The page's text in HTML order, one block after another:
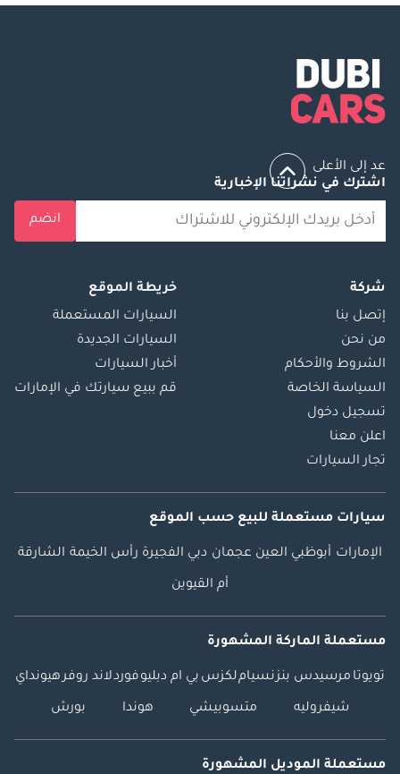
عد إلى الأعلى
اشترك في نشراتنا الإخبارية
انضم
شركة
إتصل بنا
من نحن
الشروط والأحكام
السياسة الخاصة
تسجيل دخول
اعلن معنا
تجار السيارات
خريطة الموقع
السيارات المستعملة
السيارات الجديدة
أخبار السيارات
قم ببيع سيارتك في الإمارات
سيارات مستعملة للبيع حسب الموقع
الإمارات أبوظبي العين عجمان دبي الفجيرة رأس الخيمة الشارقة
أم القيوين
مستعملة الماركة المشهورة
تويوتا مرسيدس بنزنسياملكزس بي ام دبليوفوردلاند روفرهيونداي
شيفروليه متسوبيشي هوندا بورش
مستعملة الموديل المشهورة